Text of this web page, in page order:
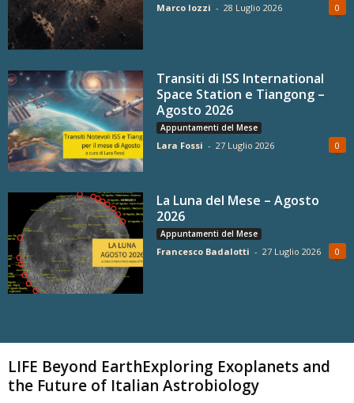
Marco Iozzi - 28 Luglio 2026 0
Transiti di ISS International
Space Station e Tiangong –
Agosto 2026
Appuntamenti del Mese
Lara Fossi - 27 Luglio 2026 0
La Luna del Mese – Agosto
2026
Appuntamenti del Mese
Francesco Badalotti - 27 Luglio 2026 0
LIFE Beyond EarthExploring Exoplanets and
the Future of Italian Astrobiology